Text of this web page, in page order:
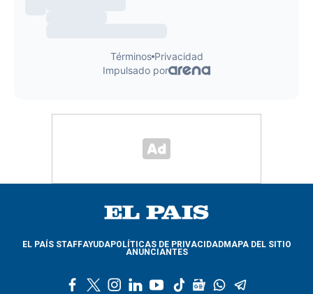
EL PAÍS STAFFAYUDAPOLÍTICAS DE PRIVACIDADMAPA DEL SITIO
ANUNCIANTES
l
y
t
g
w